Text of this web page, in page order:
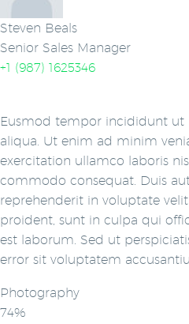
Steven Beals
Senior Sales Manager
+1 (987) 1625346
Eusmod tempor incididunt ut
aliqua. Ut enim ad minim
exercitation ullamco laboris
commodo consequat. Duis
reprehenderit in voluptate
proident, sunt in culpa qui
est laborum. Sed ut
error sit voluptatem
Photography
74%